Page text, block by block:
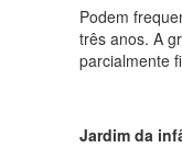
Podem
três anos. A
parcialmente
Jardim da